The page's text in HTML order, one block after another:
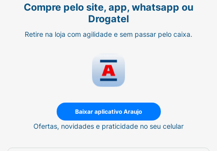
Compre pelo site, app, whatsapp ou
Drogatel
Retire na loja com agilidade e sem passar pelo caixa.
Baixar aplicativo Araujo
Ofertas, novidades e praticidade no seu celular